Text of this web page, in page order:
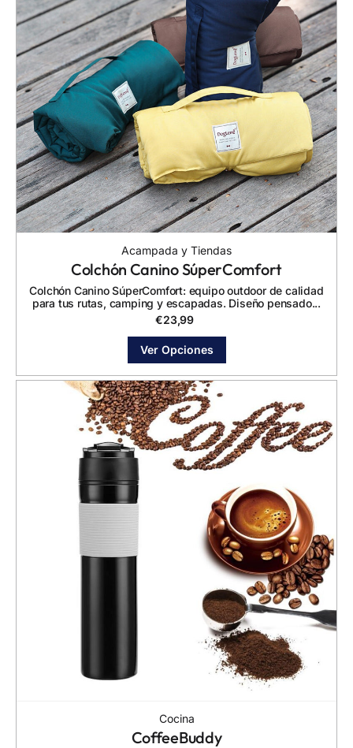
Acampada y Tiendas
Colchón Canino SúperComfort
Colchón Canino SúperComfort: equipo outdoor de calidad
para tus rutas, camping y escapadas. Diseño pensado...
€23,99
Ver Opciones
Cocina
CoffeeBuddy